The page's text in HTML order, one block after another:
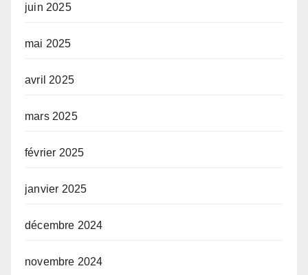
juin 2025
mai 2025
avril 2025
mars 2025
février 2025
janvier 2025
décembre 2024
novembre 2024